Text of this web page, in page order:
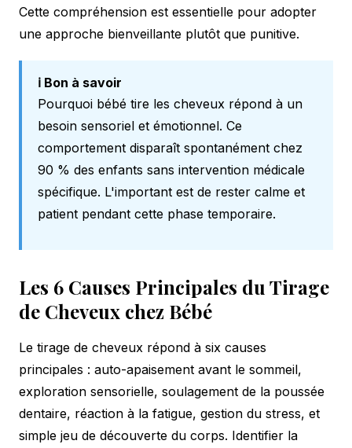
Cette compréhension est essentielle pour adopter
une approche bienveillante plutôt que punitive.
ℹ️ Bon à savoir
Pourquoi bébé tire les cheveux répond à un
besoin sensoriel et émotionnel. Ce
comportement disparaît spontanément chez
90 % des enfants sans intervention médicale
spécifique. L'important est de rester calme et
patient pendant cette phase temporaire.
Les 6 Causes Principales du Tirage
de Cheveux chez Bébé
Le tirage de cheveux répond à six causes
principales : auto-apaisement avant le sommeil,
exploration sensorielle, soulagement de la poussée
dentaire, réaction à la fatigue, gestion du stress, et
simple jeu de découverte du corps. Identifier la